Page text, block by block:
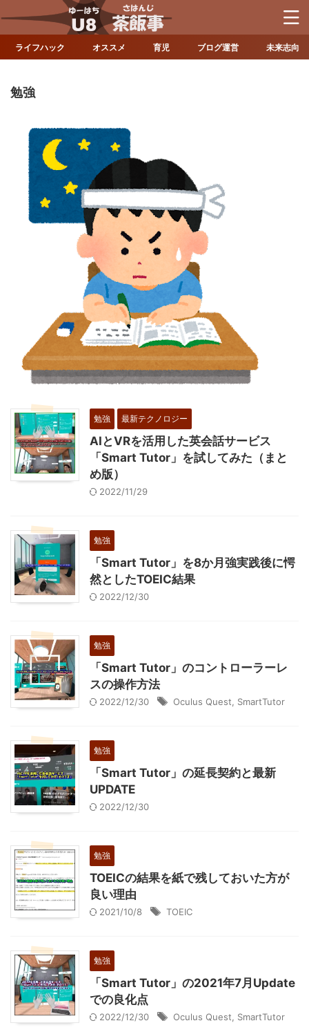
ライフハック オススメ 育児 ブログ運営 未来志向
勉強
勉強 最新テクノロジー
AIとVRを活用した英会話サービス
「Smart Tutor」を試してみた（まと
め版）
2022/11/29
勉強
「Smart Tutor」を8か月強実践後に愕
然としたTOEIC結果
2022/12/30
勉強
「Smart Tutor」のコントローラーレ
スの操作方法
2022/12/30 Oculus Quest SmartTutor
勉強
「Smart Tutor」の延長契約と最新
UPDATE
2022/12/30
勉強
TOEICの結果を紙で残しておいた方が
良い理由
2021/10/8 TOEIC
勉強
「Smart Tutor」の2021年7月Update
での良化点
2022/12/30 Oculus Quest SmartTutor